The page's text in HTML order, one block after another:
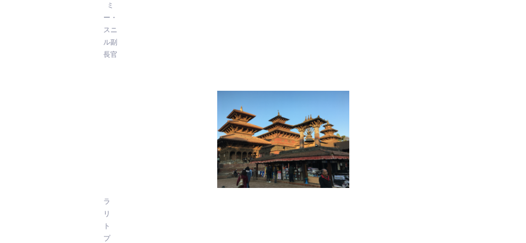
ミ
ー・
スニ
ル副
長官
ラ
リ
ト
プ